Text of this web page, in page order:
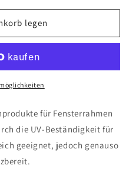
legen
für Fensterrahmen
die UV-Beständigkeit für
geeignet, jedoch genauso